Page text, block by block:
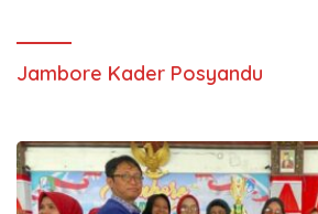
Jambore Kader Posyandu